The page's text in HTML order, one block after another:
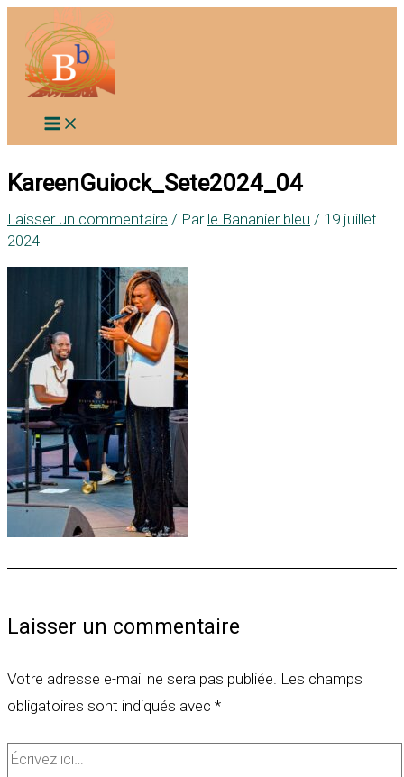
contenu
KareenGuiock_Sete2024_04
Laisser un commentaire / Par le Bananier bleu / 19 juillet
2024
Laisser un commentaire
Votre adresse e-mail ne sera pas publiée. Les champs
obligatoires sont indiqués avec *
Écrivez